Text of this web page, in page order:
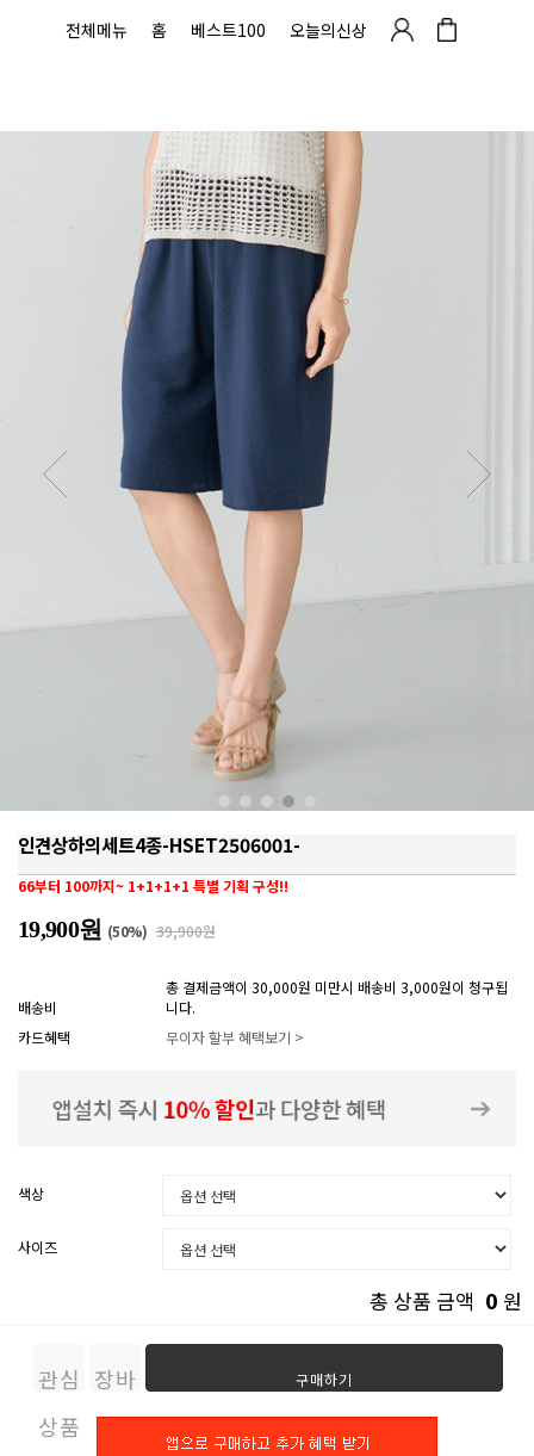
전체메뉴 홈 베스트100 오늘의신상
인견상하의세트4종-HSET2506001-
66부터 100까지~ 1+1+1+1 특별 기획 구성!!
19,900원 (50%) 39,900원
배송비
총 결제금액이 30,000원 미만시 배송비 3,000원이 청구됩
니다.
카드혜택
무이자 할부 혜택보기 >
색상
사이즈
총 상품 금액 0 원
관심
상품
장바
구니
구매하기